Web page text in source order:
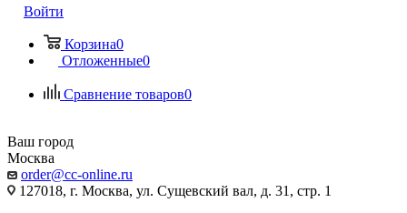
Войти
Корзина0
Отложенные0
Сравнение товаров0
Ваш город
Москва
order@cc-online.ru
127018, г. Москва, ул. Сущевский вал, д. 31, стр. 1